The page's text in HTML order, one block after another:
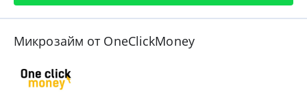
Микрозайм от OneClickMoney